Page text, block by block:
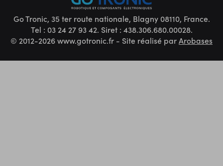
Go Tronic, 35 ter route nationale, Blagny 08110, France.
Tel : 03 24 27 93 42. Siret : 438.306.680.00028.
© 2012-2026 www.gotronic.fr - Site réalisé parArobases